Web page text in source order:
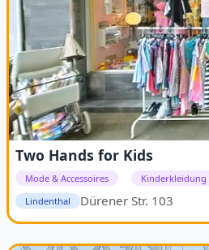
Two Hands for Kids
Mode & Accessoires
Kinderkleidung
Lindenthal
Dürener Str. 103